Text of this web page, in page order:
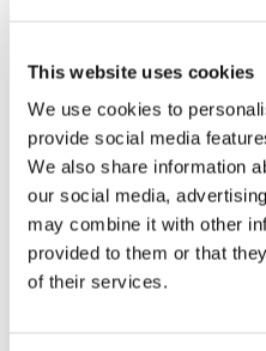
This website uses cookies
We use cookies to
provide social media
We also share information
our social media,
may combine it with other
provided to them or that
of their services.